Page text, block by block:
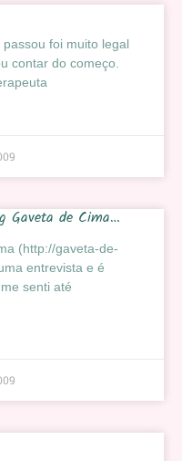
foi muito legal
contar do começo.
Gaveta de Cima…
(http://gaveta-de-
entrevista e é
senti até